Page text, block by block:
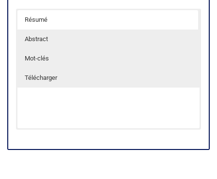
Résumé
Abstract
Mot-clés
Télécharger